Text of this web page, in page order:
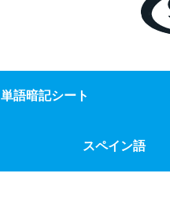
単語暗記シート
スペイン語